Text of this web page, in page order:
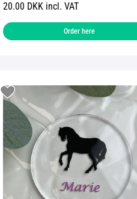
20.00 DKK incl. VAT
Order here